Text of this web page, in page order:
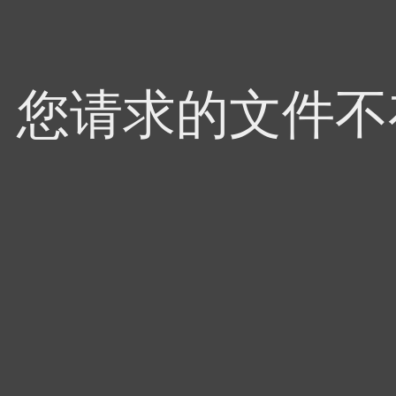
您请求的文件